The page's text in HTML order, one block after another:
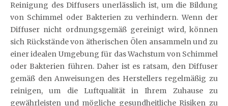
Reinigung des Diffusers unerlässlich ist, um die Bildung
von Schimmel oder Bakterien zu verhindern. Wenn der
Diffuser nicht ordnungsgemäß gereinigt wird, können
sich Rückstände von ätherischen Ölen ansammeln und zu
einer idealen Umgebung für das Wachstum von Schimmel
oder Bakterien führen. Daher ist es ratsam, den Diffuser
gemäß den Anweisungen des Herstellers regelmäßig zu
reinigen, um die Luftqualität in Ihrem Zuhause zu
gewährleisten und mögliche gesundheitliche Risiken zu